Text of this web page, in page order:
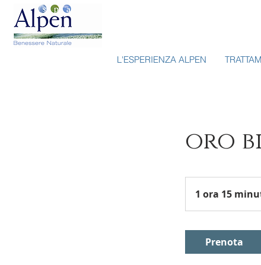
L'ESPERIENZA ALPEN
oro
1 ora 15
Prenota